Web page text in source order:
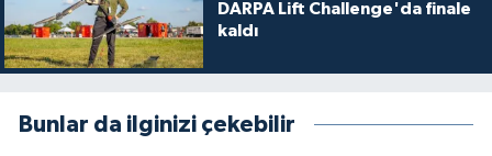
DARPA Lift Challenge'da finale
kaldı
Bunlar da ilginizi çekebilir